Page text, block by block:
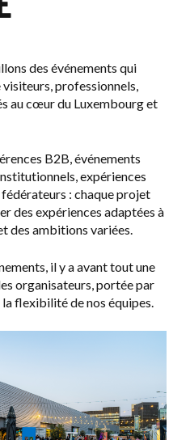
des événements qui
professionnels,
au cœur du Luxembourg et
B2B, événements
expériences
: chaque projet
des expériences adaptées à
des ambitions variées.
il y a avant tout une
organisateurs, portée par
la flexibilité de nos équipes.